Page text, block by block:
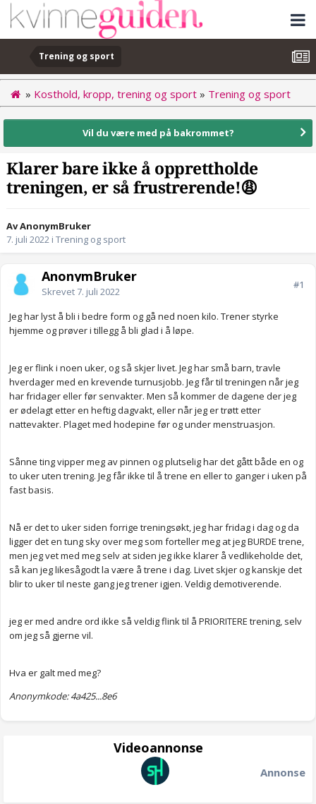
Trening og sport
» Kosthold, kropp, trening og sport » Trening og sport
Vil du være med på bakrommet?
Klarer bare ikke å opprettholde
treningen, er så frustrerende!😩
Av AnonymBruker
7. juli 2022 i Trening og sport
AnonymBruker
Skrevet7. juli 2022
#1
Jeg har lyst å bli i bedre form og gå ned noen kilo. Trener styrke
hjemme og prøver i tillegg å bli glad i å løpe.
Jeg er flink i noen uker, og så skjer livet. Jeg har små barn, travle
hverdager med en krevende turnusjobb. Jeg får til treningen når jeg
har fridager eller før senvakter. Men så kommer de dagene der jeg
er ødelagt etter en heftig dagvakt, eller når jeg er trøtt etter
nattevakter. Plaget med hodepine før og under menstruasjon.
Sånne ting vipper meg av pinnen og plutselig har det gått både en og
to uker uten trening. Jeg får ikke til å trene en eller to ganger i uken på
fast basis.
Nå er det to uker siden forrige treningsøkt, jeg har fridag i dag og da
ligger det en tung sky over meg som forteller meg at jeg BURDE trene,
men jeg vet med meg selv at siden jeg ikke klarer å vedlikeholde det,
så kan jeg likesågodt la være å trene i dag. Livet skjer og kanskje det
blir to uker til neste gang jeg trener igjen. Veldig demotiverende.
jeg er med andre ord ikke så veldig flink til å PRIORITERE trening, selv
om jeg så gjerne vil.
Hva er galt med meg?
Anonymkode: 4a425...8e6
Videoannonse
Annonse